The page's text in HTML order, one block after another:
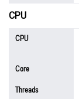
CPU
CPU
Core
Threads